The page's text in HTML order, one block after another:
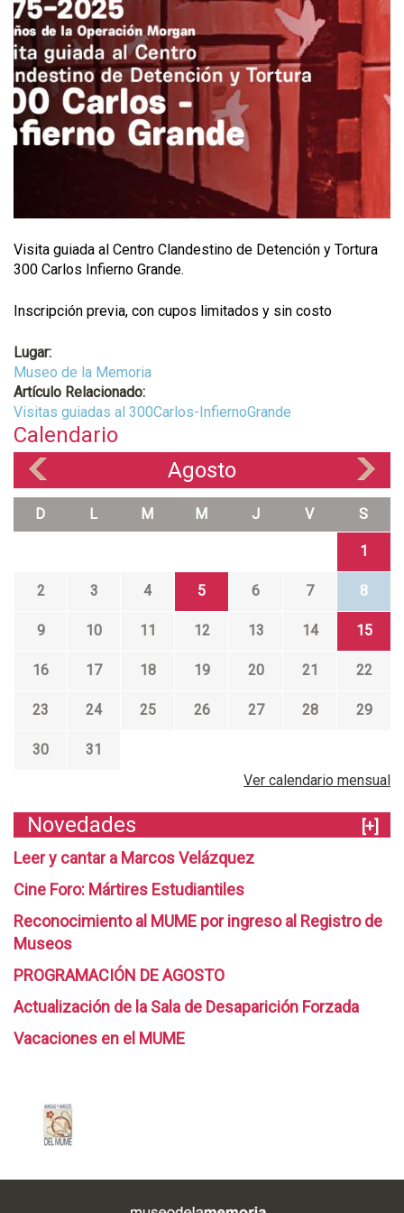
Visita guiada al Centro Clandestino de Detención y Tortura
300 Carlos Infierno Grande.
Inscripción previa, con cupos limitados y sin costo
Lugar:
Museo de la Memoria
Artículo Relacionado:
Visitas guiadas al 300Carlos-InfiernoGrande
Calendario
Agosto
D L M M J V S
1
2 3 4 5 6 7 8
9 10 11 12 13 14 15
16 17 18 19 20 21 22
23 24 25 26 27 28 29
30
31
Ver calendario mensual
Novedades
[+]
Leer y cantar a Marcos Velázquez
Cine Foro: Mártires Estudiantiles
Reconocimiento al MUME por ingreso al Registro de
Museos
PROGRAMACIÓN DE AGOSTO
Actualización de la Sala de Desaparición Forzada
Vacaciones en el MUME